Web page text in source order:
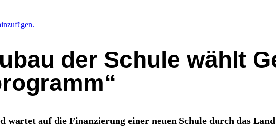
der Schule wählt
wartet auf die Finanzierung einer neuen Schule durch das